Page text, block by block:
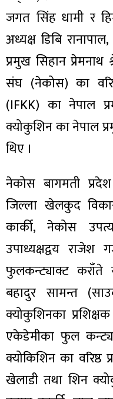
जगत सिंह धामी र
अध्यक्ष डिबि
प्रमुख सिहान प्रेमनाथ
संघ (नेकोस) का
(IFKK) का नेपाल
क्योकुशिन का नेपाल
थिए ।
नेकोस बागमती
जिल्ला खेलकुद
कार्की, नेकोस
उपाध्यक्षद्वय राजेश
फुलकन्ट्याक्ट
बहादुर सामन्त
क्योकुशिनका
एकेडेमीका फुल
क्योकिशिन का वरिष्ठ
खेलाडी तथा शिन